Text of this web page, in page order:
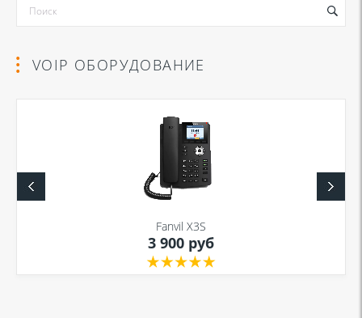
Я даю согласие на обработку моих персональных данных для связи
Политикой в отношении обработки персональных
Политикой конфиденциальности
Я даю согласие на обработку моих персональных данных для связи
Политикой в отношении обработки персональных
VOIP ОБОРУДОВАНИЕ
Fanvil X3S
3 900 руб